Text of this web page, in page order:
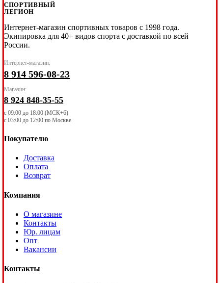
СПОРТИВНЫЙ
ЛЕГИОН
Интернет-магазин спортивных товаров с 1998 года.
Экипировка для 40+ видов спорта с доставкой по всей
России.
Интернет-магазин:
8 914 596-08-23
Магазин:
8 924 848-35-55
с 09:00 до 18:00 (МСК+6)
с 03:00 до 12:00 по Москве
Покупателю
Доставка
Оплата
Возврат
Компания
О магазине
Контакты
Юр. лицам
Опт
Вакансии
Контакты